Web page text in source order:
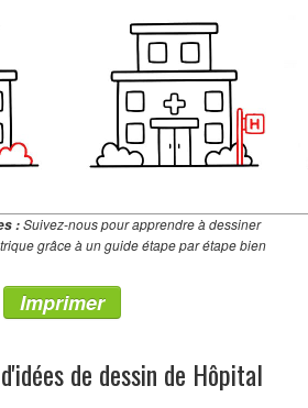
:Suivez-nous pour apprendre à dessiner
grâce à un guide étape par étape bien
Imprimer
de dessin de Hôpital